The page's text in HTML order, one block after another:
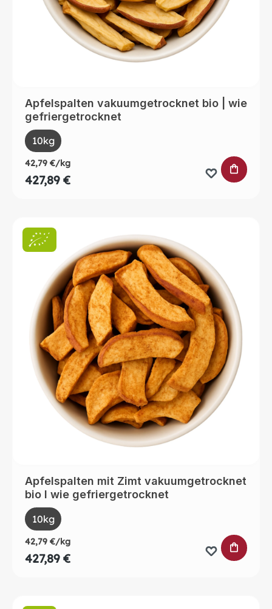
Apfelspalten vakuumgetrocknet bio | wie
gefriergetrocknet
Sizeauswählen
10kg
42,79 €/kg
427,89 €
IN DEN
Apfelspalten mit Zimt vakuumgetrocknet
bio I wie gefriergetrocknet
Sizeauswählen
10kg
42,79 €/kg
427,89 €
IN DEN